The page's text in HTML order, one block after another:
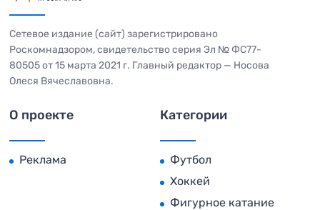
Сетевое издание (сайт) зарегистрировано
Роскомнадзором, свидетельство серия Эл № ФС77-
80505 от 15 марта 2021 г. Главный редактор — Носова
Олеся Вячеславовна.
О проекте
Реклама
Категории
Футбол
Хоккей
Фигурное катание